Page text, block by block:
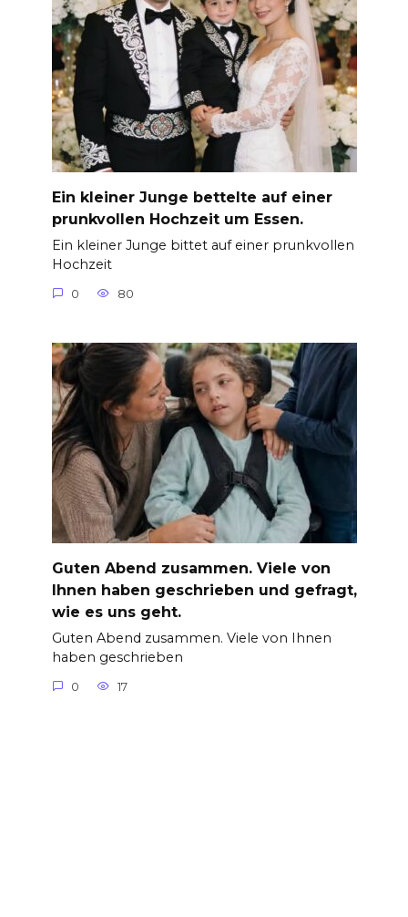
Ein kleiner Junge bettelte auf einer
prunkvollen Hochzeit um Essen.
Ein kleiner Junge bittet auf einer prunkvollen
Hochzeit
0 80
Guten Abend zusammen. Viele von
Ihnen haben geschrieben und gefragt,
wie es uns geht.
Guten Abend zusammen. Viele von Ihnen
haben geschrieben
0 17